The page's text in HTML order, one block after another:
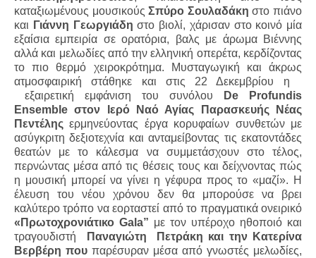
καταξιωμένους μουσικούςΣπύρο Σουλαδάκη στο πιάνο
και Γιάννη Γεωργιάδη στο βιολί, χάρισαν στο κοινό μία
εξαίσια εμπειρία σε ορατόρια, βαλς με άρωμα Βιέννης
αλλά και μελωδίες από την ελληνική οπερέτα, κερδίζοντας
το πιο θερμό χειροκρότημα. Μυσταγωγική και άκρως
ατμοσφαιρική στάθηκε και στις 22 Δεκεμβρίου η
εξαιρετική εμφάνιση του συνόλου
De
Profundis
Ensemble στον Ιερό Ναό Αγίας Παρασκευής
Νέας
Πεντέλης ερμηνεύοντας έργα κορυφαίων συνθετών με
ασύγκριτη δεξιοτεχνία και ανταμείβοντας τις εκατοντάδες
θεατών με το κάλεσμα να συμμετάσχουν στο τέλος,
περνώντας μέσα από τις θέσεις τους και δείχνοντας πώς
η μουσική μπορεί να γίνει η γέφυρα προς το «μαζί». Η
έλευση του νέου χρόνου δεν θα μπορούσε να βρει
καλύτερο τρόπο να εορταστεί από το πραγματικά ονειρικό
«Πρωτοχρονιάτικο Gala” με τον υπέροχο ηθοποιό και
τραγουδιστή
Παναγιώτη
Πετράκη και την Κατερίνα
Βερβέρη που παρέσυραν μέσα από γνωστές μελωδίες,